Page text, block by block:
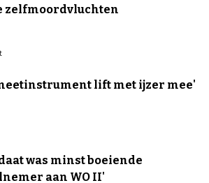
zelfmoordvluchten
lift met ijzer mee'
was minst boeiende
aan WO II'